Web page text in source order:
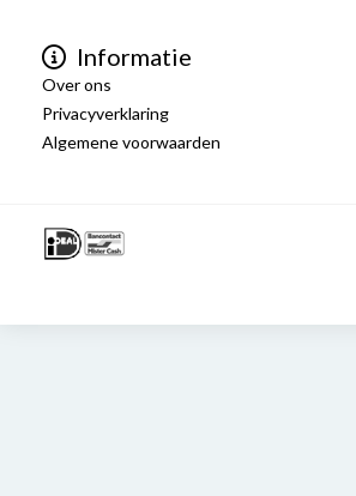
Informatie
Over ons
Privacyverklaring
Algemene voorwaarden